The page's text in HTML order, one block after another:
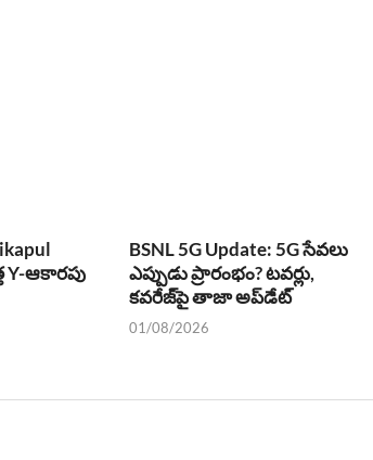
Y-ఆకారపు
BSNL 5G Update: 5G సేవలు
ఎప్పుడు ప్రారంభం? టవర్లు,
కవరేజ్‌పై తాజా అప్‌డేట్
01/08/2026